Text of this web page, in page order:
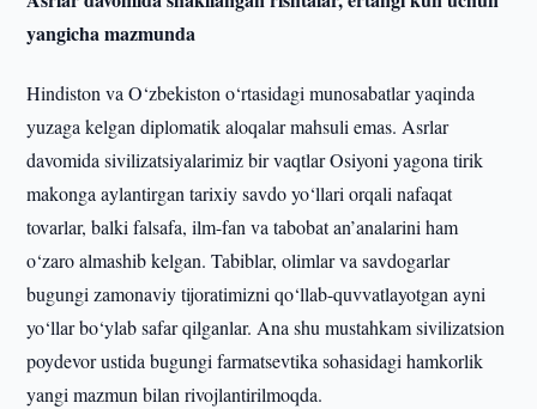
yangicha mazmunda
Hindiston va O‘zbekiston o‘rtasidagi munosabatlar yaqinda
yuzaga kelgan diplomatik aloqalar mahsuli emas. Asrlar
davomida sivilizatsiyalarimiz bir vaqtlar Osiyoni yagona tirik
makonga aylantirgan tarixiy savdo yo‘llari orqali nafaqat
tovarlar, balki falsafa, ilm-fan va tabobat an’analarini ham
o‘zaro almashib kelgan. Tabiblar, olimlar va savdogarlar
bugungi zamonaviy tijoratimizni qo‘llab-quvvatlayotgan ayni
yo‘llar bo‘ylab safar qilganlar. Ana shu mustahkam sivilizatsion
poydevor ustida bugungi farmatsevtika sohasidagi hamkorlik
yangi mazmun bilan rivojlantirilmoqda.